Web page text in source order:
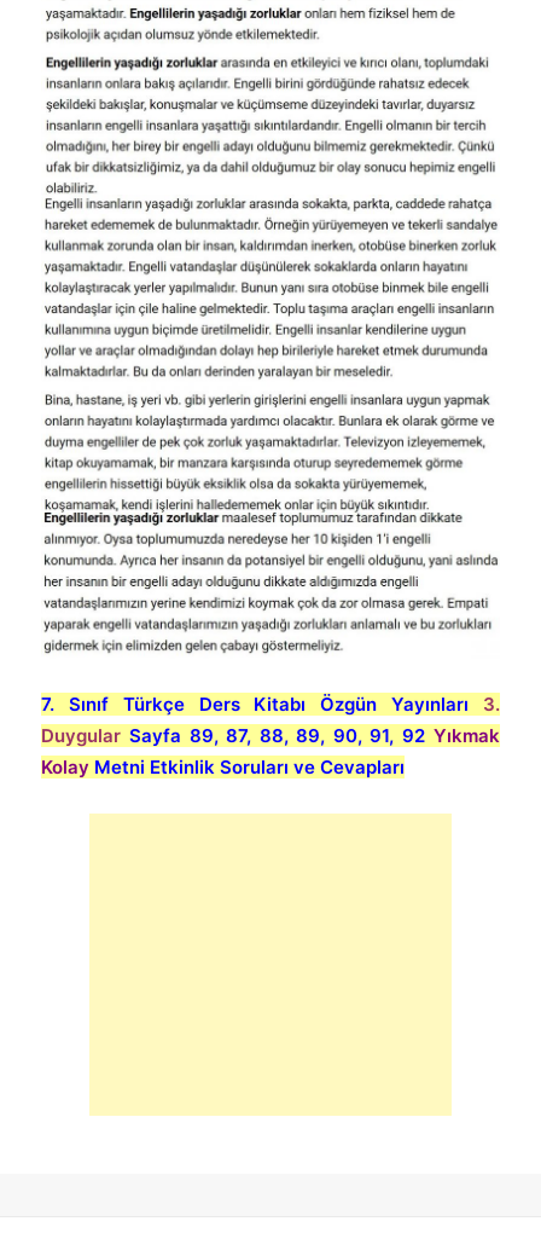
7. Sınıf Türkçe Ders Kitabı Özgün Yayınları 3.
Duygular Sayfa 89, 87, 88, 89, 90, 91, 92 Yıkmak
Kolay Metni Etkinlik Soruları ve Cevapları